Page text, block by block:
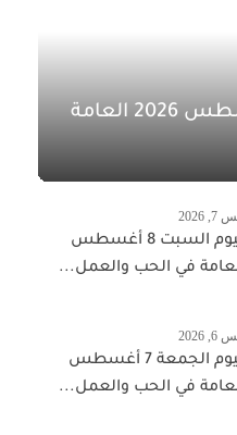
أبراج اليوم الأحد 9 أغسطس 2026 العامة
أبراج اليوم السبت 8 أغسطس
أبراج اليوم الجمعة 7 أغسطس